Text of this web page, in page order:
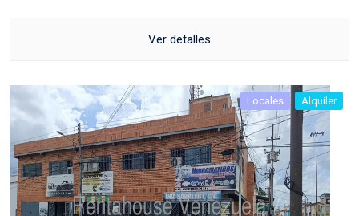
Ver detalles
Locales Alquiler